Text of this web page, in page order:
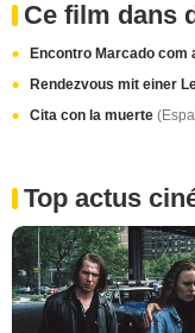
Ce film dans
Encontro Marcado com
Rendezvous mit einer
Cita con la muerte
Top actus